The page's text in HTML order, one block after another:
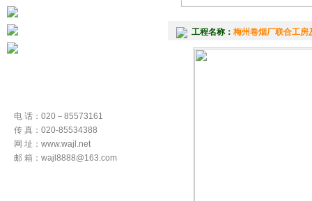
电 话：020－85573161
传 真：020-85534388
网 址：www.wajl.net
邮 箱：wajl8888@163.com
工程名称： 梅州卷烟厂联合工房